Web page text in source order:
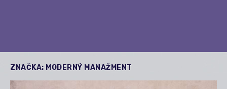
ZNAČKA: MODERNÝ MANAŽMENT